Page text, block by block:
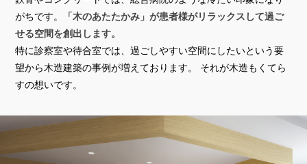
がちです。
「木のあたたかみ」が患者様がリラックスして過ご
せる空間を創出します。
特に診察室や待合室では、過ごしやすい空間にしたいという要
望から木造建築の事例が増えております。 それが木造もくてら
すの想いです。